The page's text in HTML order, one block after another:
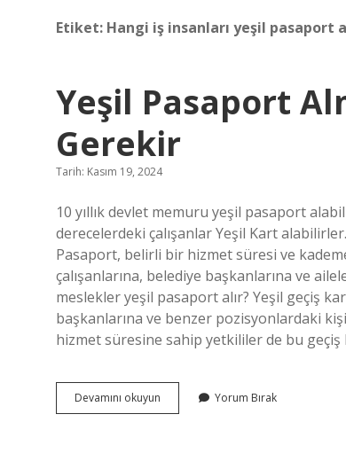
Etiket: Hangi iş insanları yeşil pasaport
Yeşil Pasaport
Gerekir
Tarih: Kasım 19, 2024
10 yıllık devlet memuru yeşil pasaport
derecelerdeki çalışanlar Yeşil Kart
Pasaport, belirli bir hizmet süresi ve
çalışanlarına, belediye başkanlarına ve
meslekler yeşil pasaport alır? Yeşil geçiş
başkanlarına ve benzer pozisyonlardaki
hizmet süresine sahip yetkililer de bu geçiş
Devamını okuyun
Pasaport
Yorum Bırak